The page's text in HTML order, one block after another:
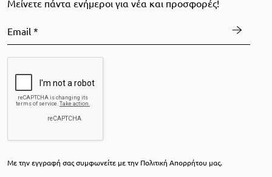
Mείνετε πάντα ενήμεροι για νέα και προσφορές!
Με την εγγραφή σας συμφωνείτε με την Πολιτική Απορρήτου μας.